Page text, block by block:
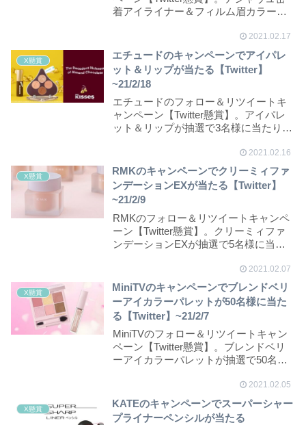
着アイライナー＆フィルム眉カラーセ
2021.02.17
X懸賞
エチュードのキャンペーンでアイパレ
ット＆リップが当たる【Twitter】
~21/2/18
エチュードのフォロー＆リツイートキ
ャンペーン【Twitter懸賞】。アイパレ
ット＆リップが抽選で3名様に当たりま
2021.02.16
X懸賞
RMKのキャンペーンでクリーミィファ
ンデーションEXが当たる【Twitter】
~21/2/9
RMKのフォロー＆リツイートキャンペ
ーン【Twitter懸賞】。クリーミィファ
ンデーションEXが抽選で5名様に当た
2021.02.07
X懸賞
MiniTVのキャンペーンでブレンドベリ
ーアイカラーパレットが50名様に当た
る【Twitter】~21/2/7
MiniTVのフォロー＆リツイートキャン
ペーン【Twitter懸賞】。ブレンドベリ
ーアイカラーパレットが抽選で50名様
2021.02.05
X懸賞
KATEのキャンペーンでスーパーシャー
プライナーペンシルが当たる